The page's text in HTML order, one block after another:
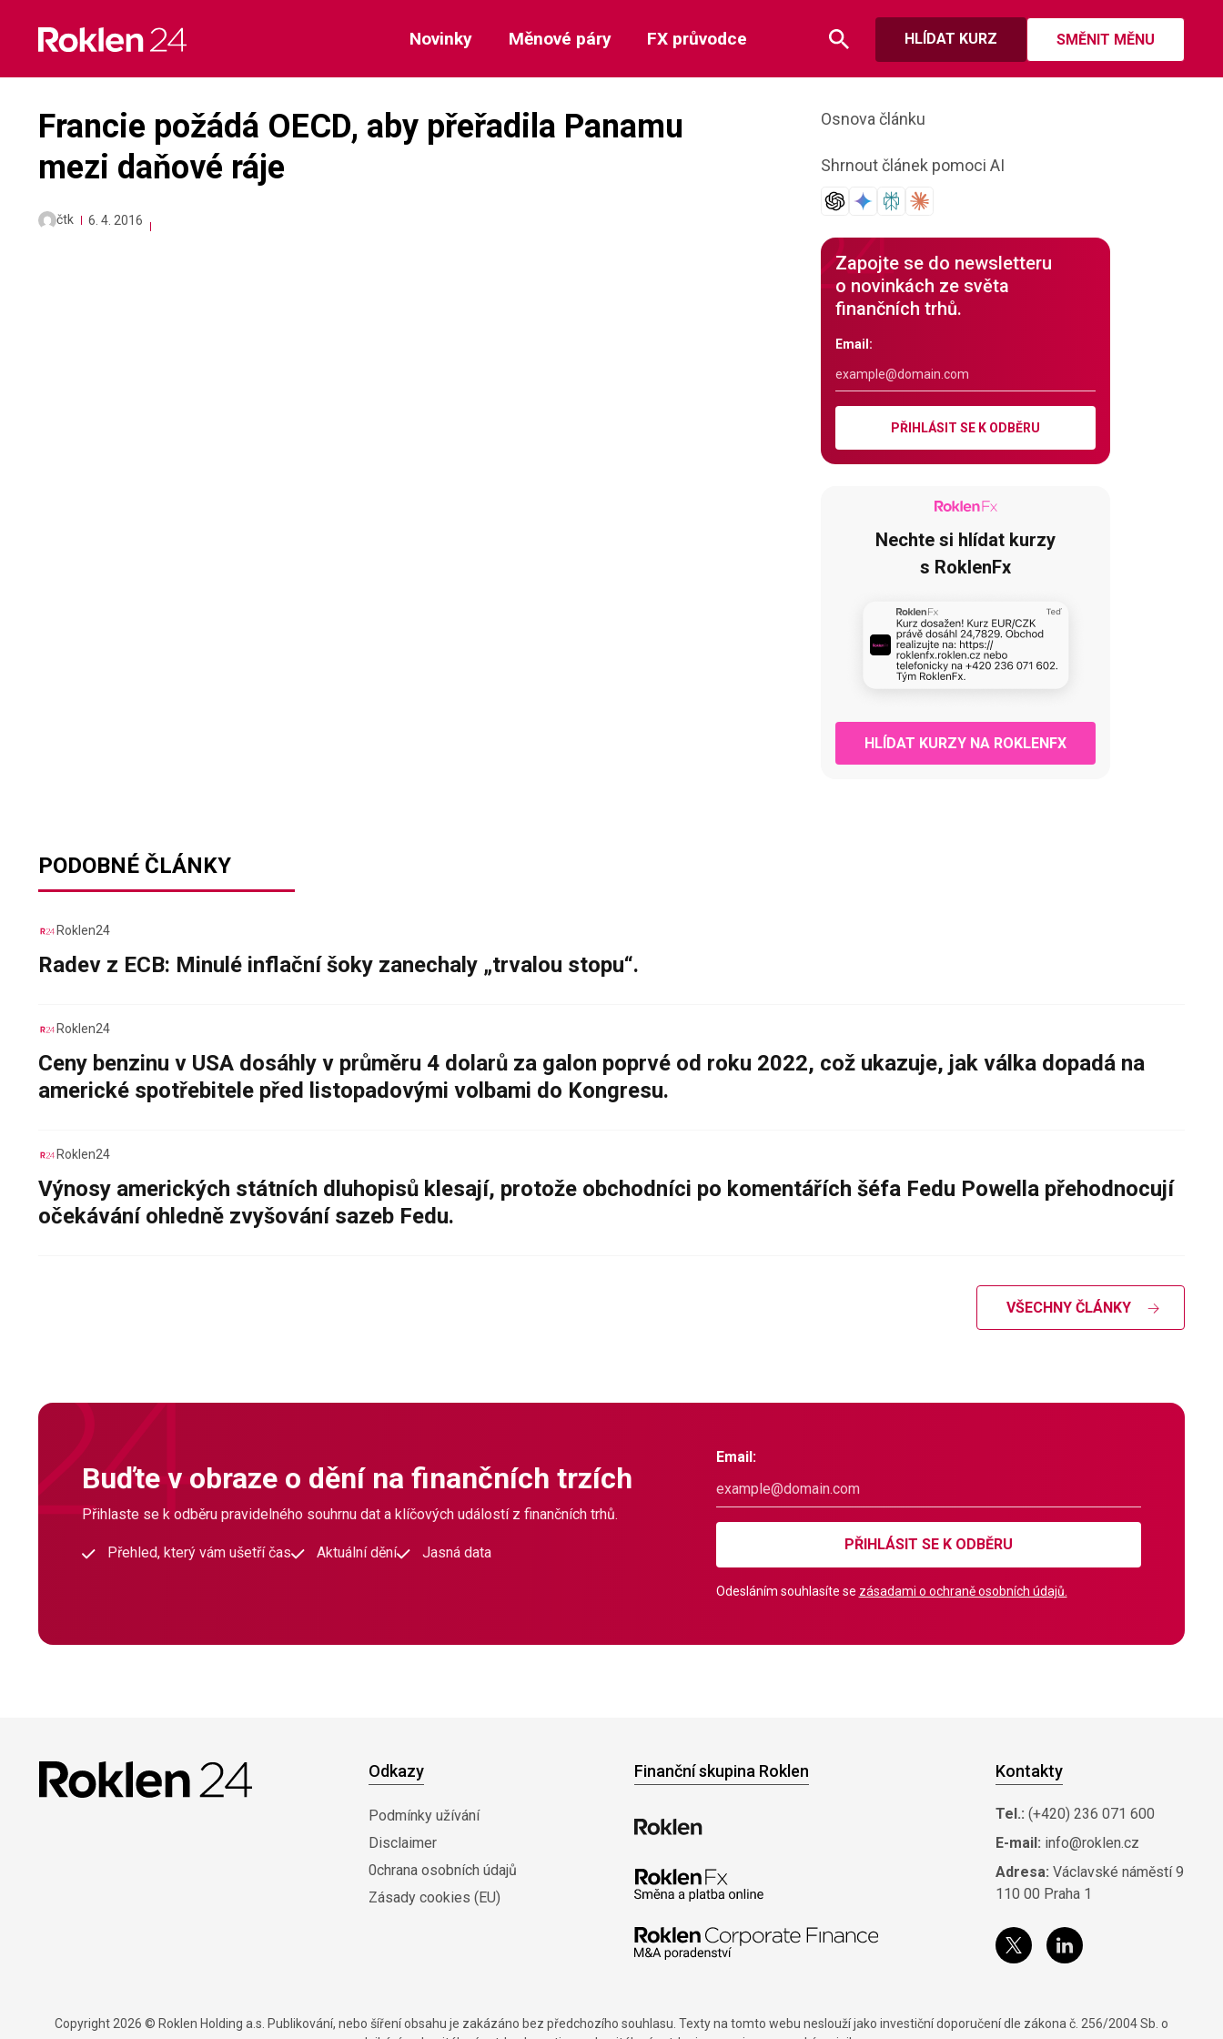
content
HLÍDAT KURZ SMĚNIT MĚNU
Novinky Měnové páry FX průvodce
Francie požádá OECD, aby přeřadila Panamu
mezi daňové ráje
čtk 6. 4. 2016
Osnova článku
Shrnout článek pomoci AI
Zapojte se do newsletteru
o novinkách ze světa
finančních trhů.
Email:
PŘIHLÁSIT SE K ODBĚRU
Nechte si hlídat kurzy
s RoklenFx
HLÍDAT KURZY NA ROKLENFX
PODOBNÉ ČLÁNKY
Roklen24
Radev z ECB: Minulé inflační šoky zanechaly „trvalou stopu“.
Roklen24
Ceny benzinu v USA dosáhly v průměru 4 dolarů za galon poprvé od roku 2022, což ukazuje, jak válka dopadá na
americké spotřebitele před listopadovými volbami do Kongresu.
Roklen24
Výnosy amerických státních dluhopisů klesají, protože obchodníci po komentářích šéfa Fedu Powella přehodnocují
očekávání ohledně zvyšování sazeb Fedu.
VŠECHNY ČLÁNKY
Buďte v obraze o dění na finančních trzích
Přihlaste se k odběru pravidelného souhrnu dat a klíčových událostí z finančních trhů.
Přehled, který vám ušetří čas Aktuální dění Jasná data
Email:
PŘIHLÁSIT SE K ODBĚRU
Odesláním souhlasíte se zásadami o ochraně osobních údajů.
Odkazy
Podmínky užívání
Disclaimer
0chrana osobních údajů
Zásady cookies (EU)
Finanční skupina Roklen Kontakty
Tel.: (+420) 236 071 600
E-mail: info@roklen.cz
Adresa: Václavské náměstí 9
110 00 Praha 1
Copyright 2026 © Roklen Holding a.s. Publikování, nebo šíření obsahu je zakázáno bez předchozího souhlasu. Texty na tomto webu neslouží jako investiční doporučení dle zákona č. 256/2004 Sb. o